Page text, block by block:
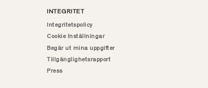
INTEGRITET
Integritetspolicy
Cookie Inställningar
Begär ut mina uppgifter
Tillgänglighetsrapport
Press